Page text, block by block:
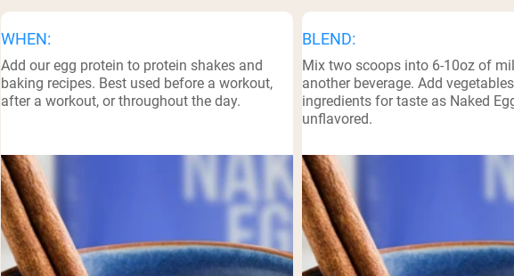
WHEN:
Add our egg protein to protein shakes and
baking recipes. Best used before a workout,
after a workout, or throughout the day.
BLEND:
Mix two scoops into 6-10oz of
another beverage. Add
ingredients for taste as Naked
unflavored.